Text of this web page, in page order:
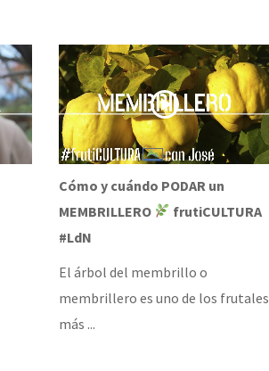
Cómo y cuándo PODAR un
MEMBRILLERO
frutiCULTURA
#LdN
El árbol del membrillo o
membrillero es uno de los frutales
más ...